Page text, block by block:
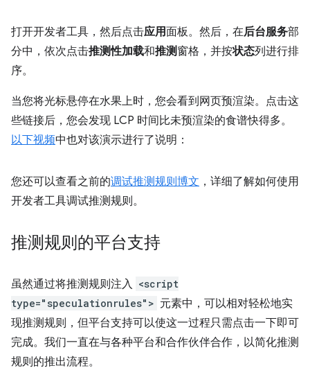
打开开发者工具，然后点击应用面板。然后，在后台服务部
分中，依次点击推测性加载和推测 窗格，并按状态列进行排
序。
当您将光标悬停在水果上时，您会看到网页预渲染。点击这
些链接后，您会发现 LCP 时间比未预渲染的食谱快得多。
以下视频中也对该演示进行了说明：
您还可以查看之前的调试推测规则博文 ，详细了解如何使用
开发者工具调试推测规则。
推测规则的平台支持
虽然通过将推测规则注入 <script
type="speculationrules"> 元素中，可以相对轻松地实
现推测规则，但平台支持可以使这一过程只需点击一下即可
完成。我们一直在与各种平台和合作伙伴合作，以简化推测
规则的推出流程。